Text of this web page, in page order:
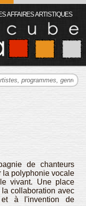
de chanteurs
la polyphonie vocale
vivant. Une place
collaboration avec
et à l'invention de
AFFAIRES ARTISTIQUES